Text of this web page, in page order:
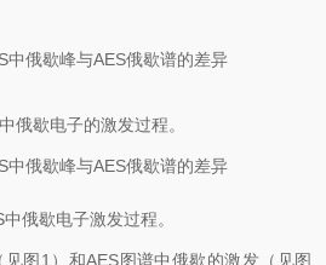
俄歇电子的激发过程。
俄歇电子激发过程。
图1）和AES图谱中俄歇的激发（见图